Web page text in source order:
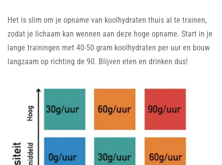
Het is slim om je opname van koolhydraten thuis al te trainen,
zodat je lichaam kan wennen aan deze hoge opname. Start in je
lange trainingen met 40-50 gram koolhydraten per uur en bouw
langzaam op richting de 90. Blijven eten en drinken dus!